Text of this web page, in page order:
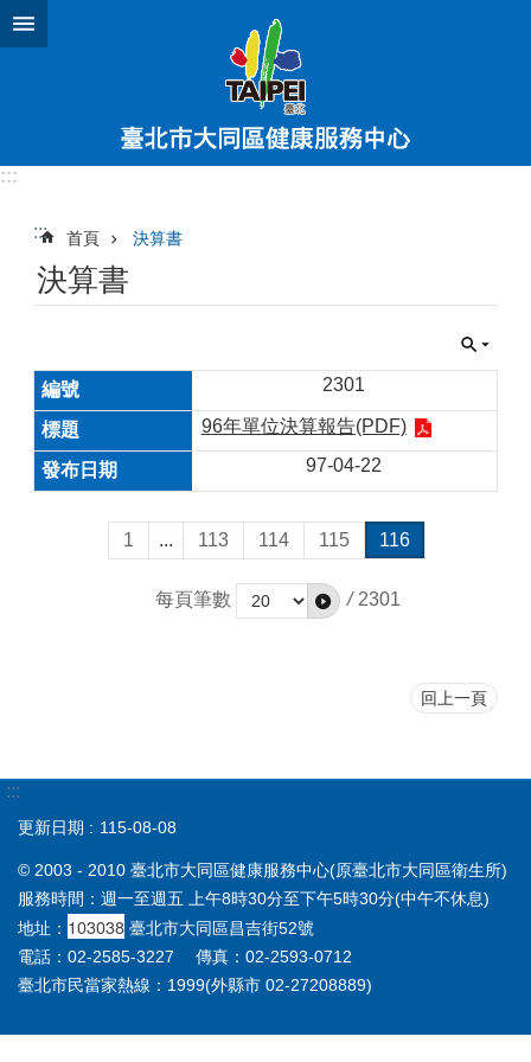
跳到主要內容區塊
:::
::: 首頁 決算書
決算書
2301
96年單位決算報告(PDF)
97-04-22
1 ... 113 114 115 116
每頁筆數 / 2301
回上一頁
:::
更新日期 115-08-08
© 2003 - 2010 臺北市大同區健康服務中心(原臺北市大同區衛生所)
服務時間：週一至週五 上午8時30分至下午5時30分(中午不休息)
地址： 103038 臺北市大同區昌吉街52號
電話：02-2585-3227 傳真：02-2593-0712
臺北市民當家熱線：1999(外縣市 02-27208889)